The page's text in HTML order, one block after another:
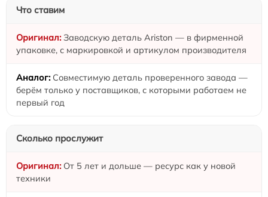
Что ставим
Заводскую деталь Ariston — в фирменной
упаковке, с маркировкой и артикулом производителя
Совместимую деталь проверенного завода —
берём только у поставщиков, с которыми работаем не
первый год
Сколько прослужит
От 5 лет и дольше — ресурс как у новой
техники